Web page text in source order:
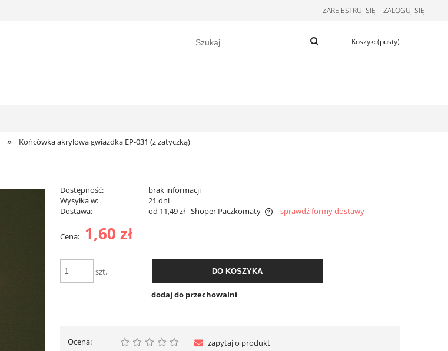
ZAREJESTRUJ SIĘ ZALOGUJ SIĘ
Koszyk:(pusty)
» Końcówka akrylowa gwiazdka EP-031 (z zatyczką)
Dostępność:
brak informacji
Wysyłka w:
21 dni
Dostawa:
od 11,49 zł- Shoper Paczkomaty
Cena nie zawiera ewentualnych kosztów
sprawdź formy dostawy
Cena: 1,60 zł
szt. DO KOSZYKA
dodaj do przechowalni
Ocena:
zapytaj o produkt